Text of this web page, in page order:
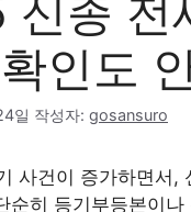
신종 전
인도
일 작성자: gosansuro
사건이 증가하면서,
순히 등기부등본이